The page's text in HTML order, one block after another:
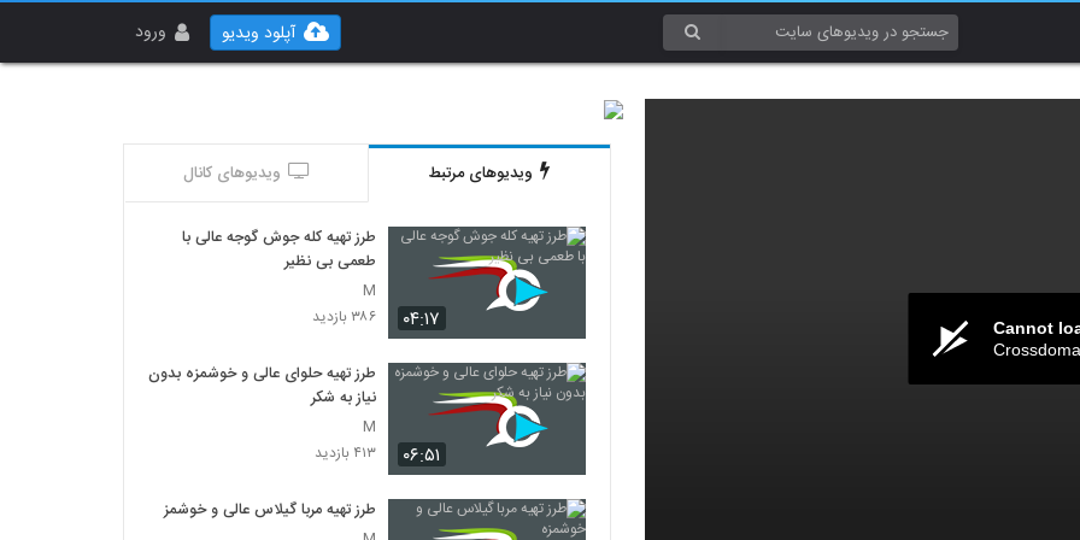
ورود آپلود ویدیو
Cannot
ویدیوهای مرتبط ویدیوهای کانال
۰۴:۱۷
طرز تهیه کله جوش گوجه عالی با
طعمی بی نظیر
M
۳۸۶ بازدید
۰۶:۵۱
طرز تهیه حلوای عالی و خوشمزه بدون
نیاز به شکر
M
۴۱۳ بازدید
طرز تهیه مربا گیلاس عالی و خوشمزه